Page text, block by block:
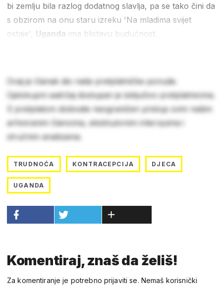
bi zemlju bila razlog dodatnog slavlja, pa se tako čini da
s obzirom na onu staru izreku 'Na mladima svijet
ostaje', Uganda ima blistavu budućnost.
Ovaj je članak dio naše pretplatničke ponude.
Cjelokupni sadržaj dostupan je isključivo pretplatnicima.
S pretplatom dobivate neograničen pristup svim našim
arhiviranim člancima, ekskluzivnim intervjuima i
stručnim analizama.
TRUDNOĆA KONTRACEPCIJA DJECA
UGANDA
Komentiraj, znaš da želiš!
Za komentiranje je potrebno prijaviti se. Nemaš korisnički